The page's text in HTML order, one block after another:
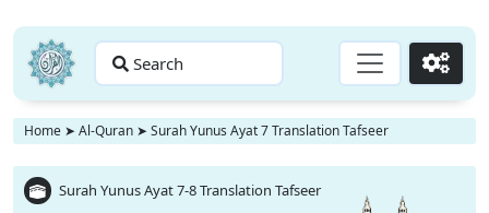
Search Go
Home ➤ Al-Quran ➤ Surah Yunus Ayat 7 Translation Tafseer
Surah Yunus Ayat 7-8 Translation Tafseer